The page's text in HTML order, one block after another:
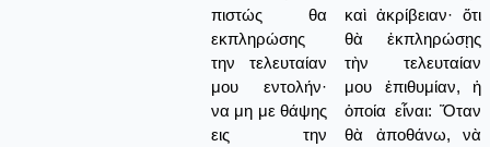
πιστώς θα
εκπληρώσης
την τελευταίαν
μου εντολήν·
να μη με θάψης
εις την
καὶ ἀκρίβειαν· ὅτι
θὰ ἐκπληρώσῃς
τὴν τελευταίαν
μου ἐπιθυμίαν, ἡ
ὁποία εἶναι: Ὅταν
θὰ ἀποθάνω, νὰ